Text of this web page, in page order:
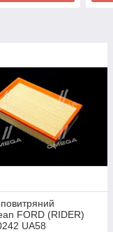
FORD (RIDER)
UA58